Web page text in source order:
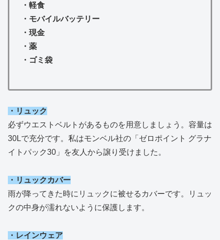
・軽食
・モバイルバッテリー
・現金
・薬
・ゴミ袋
・リュック
必ずウエストベルトがあるものを用意しましょう。容量は
30Lで充分です。私はモンベル社の「ゼロポイント グラナ
イトパック30」を友人から譲り受けました。
・リュックカバー
雨が降ってきた時にリュックに被せるカバーです。リュッ
クの中身が濡れないように保護します。
・レインウェア